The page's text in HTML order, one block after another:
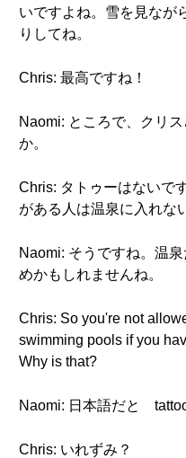
いですよね。雪を見なが
りしてね。
Chris: 最高ですね！
Naomi: ところで、クリ
か。
Chris: タトゥーはないで
がある人は温泉に入れな
Naomi: そうですね。温
めかもしれませんね。
Chris: So you're not
swimming pools if you
Why is that?
Naomi: 日本語だと
Chris: いれずみ？